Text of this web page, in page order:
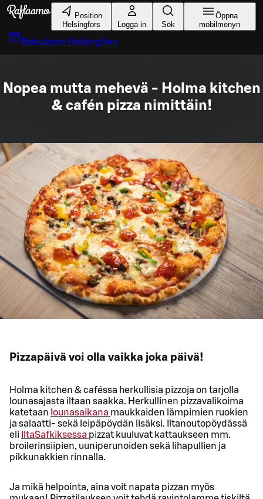
Gå till huvudinnehållet
Position
Helsingfors
Logga in Sök
Öppna
mobilmenyn
Boka bord Helsingfors
Nopea mutta mehevä - Holma kitchen
& cafén pizza nimittäin!
Pizzapäivä voi olla vaikka joka päivä!
Holma kitchen & caféssa herkullisia pizzoja on tarjolla
lounasajasta iltaan saakka. Herkullinen pizzavalikoima
katetaan lounasaikana maukkaiden lämpimien ruokien
ja salaatti- sekä leipäpöydän lisäksi. Iltanoutopöydässä
eli
IltaSafkiksessa pizzat kuuluvat kattaukseen mm.
broilerinsiipien, uuniperunoiden sekä lihapullien ja
pikkunakkien rinnalla.
Ja mikä helpointa, aina voit napata pizzan myös